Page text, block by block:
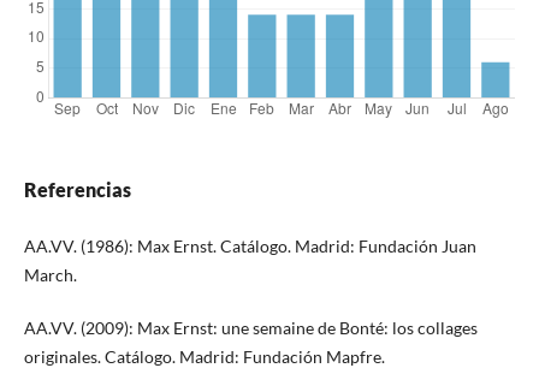
Referencias
AA.VV. (1986): Max Ernst. Catálogo. Madrid: Fundación Juan
March.
AA.VV. (2009): Max Ernst: une semaine de Bonté: los collages
originales. Catálogo. Madrid: Fundación Mapfre.